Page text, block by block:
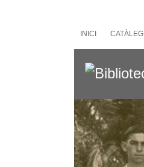
INICI CATÀLEG